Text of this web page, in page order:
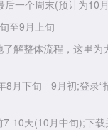
一个周末(预计为10
至9月上旬
整体流程，这里为
下旬 - 9月初;登录“
天(10月中旬);下载